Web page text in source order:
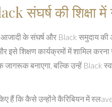
संघर्ष की शिक्षा
के संघर्ष और Black समुदाय की
इसे शिक्षण कार्यक्रमों में शामिल
जागरूक बनाएगा, बल्कि उन्हें Black
कि कैसे उन्होंने कैरिबियन में